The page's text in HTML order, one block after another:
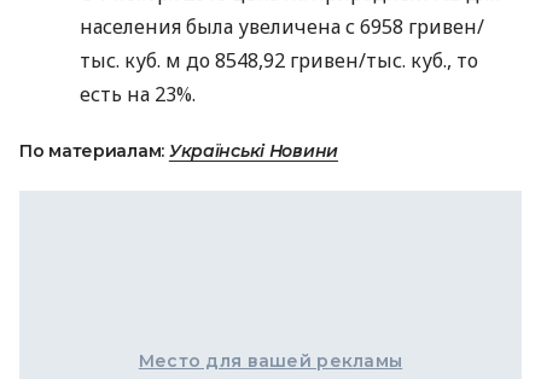
населения была увеличена с 6958 гривен/
тыс. куб. м до 8548,92 гривен/тыс. куб., то
есть на 23%.
По материалам: Українські Новини
Место для вашей рекламы